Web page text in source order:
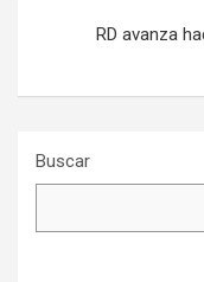
entradasRD avanza
Buscar